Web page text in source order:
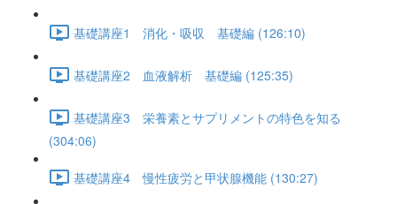
基礎講座1 消化・吸収 基礎編 (126:10)
基礎講座2 血液解析 基礎編 (125:35)
基礎講座3 栄養素とサプリメントの特色を知る
(304:06)
基礎講座4 慢性疲労と甲状腺機能 (130:27)